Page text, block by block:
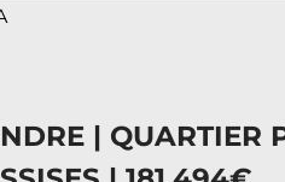
| QUARTIER